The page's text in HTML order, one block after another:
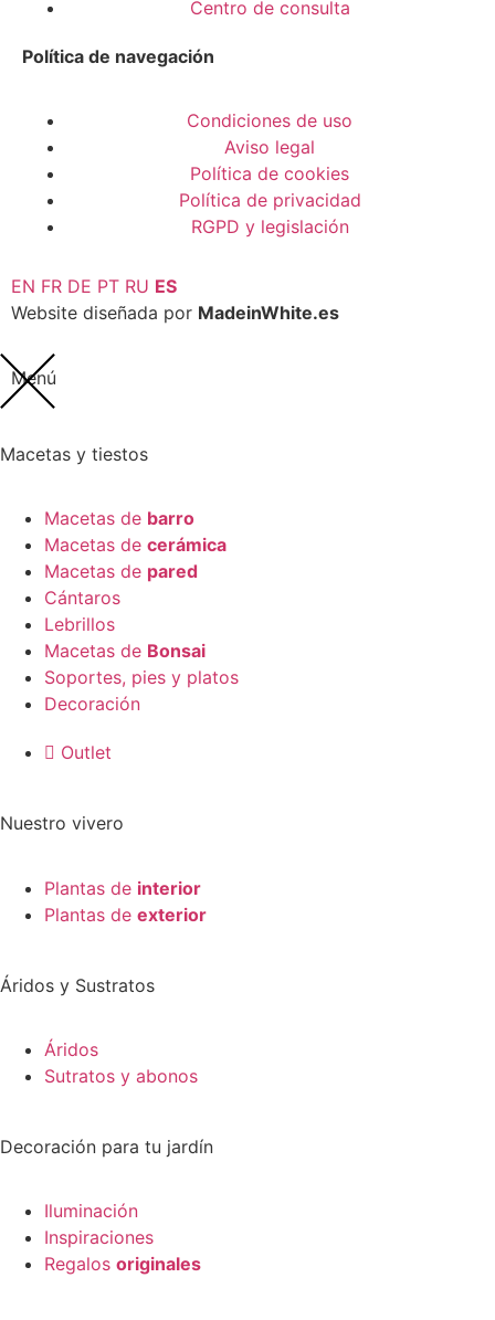
Centro de consulta
Política de navegación
Condiciones de uso
Aviso legal
Política de cookies
Política de privacidad
RGPD y legislación
EN FR DE PT RU ES
Website diseñada por MadeinWhite.es
Menú
Macetas y tiestos
Macetas de barro
Macetas de cerámica
Macetas de pared
Cántaros
Lebrillos
Macetas de Bonsai
Soportes, pies y platos
Decoración
Outlet
Nuestro vivero
Plantas de interior
Plantas de exterior
Áridos y Sustratos
Áridos
Sutratos y abonos
Decoración para tu jardín
Iluminación
Inspiraciones
Regalos originales